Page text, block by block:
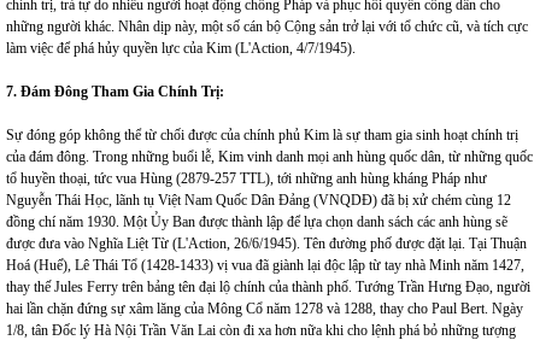
chính trị, trả tự do nhiều người hoạt động chống Pháp và phục hồi quyền công dân cho
những người khác. Nhân dịp này, một số cán bộ Cộng sản trở lại với tổ chức cũ, và tích cực
làm việc để phá hủy quyền lực của Kim (L'Action, 4/7/1945).
7. Đám Đông Tham Gia Chính Trị:
Sự đóng góp không thể từ chối được của chính phủ Kim là sự tham gia sinh hoạt chính trị
của đám đông. Trong những buổi lễ, Kim vinh danh mọi anh hùng quốc dân, từ những quốc
tổ huyền thoại, tức vua Hùng (2879-257 TTL), tới những anh hùng kháng Pháp như
Nguyễn Thái Học, lãnh tụ Việt Nam Quốc Dân Đảng (VNQDĐ) đã bị xử chém cùng 12
đồng chí năm 1930. Một Ủy Ban được thành lập để lựa chọn danh sách các anh hùng sẽ
được đưa vào Nghĩa Liệt Từ (L'Action, 26/6/1945). Tên đường phố được đặt lại. Tại Thuận
Hoá (Huế), Lê Thái Tổ (1428-1433) vị vua đã giành lại độc lập từ tay nhà Minh năm 1427,
thay thế Jules Ferry trên bảng tên đại lộ chính của thành phố. Tướng Trần Hưng Đạo, người
hai lần chặn đứng sự xâm lăng của Mông Cổ năm 1278 và 1288, thay cho Paul Bert. Ngày
1/8, tân Đốc lý Hà Nội Trần Văn Lai còn đi xa hơn nữa khi cho lệnh phá bỏ những tượng